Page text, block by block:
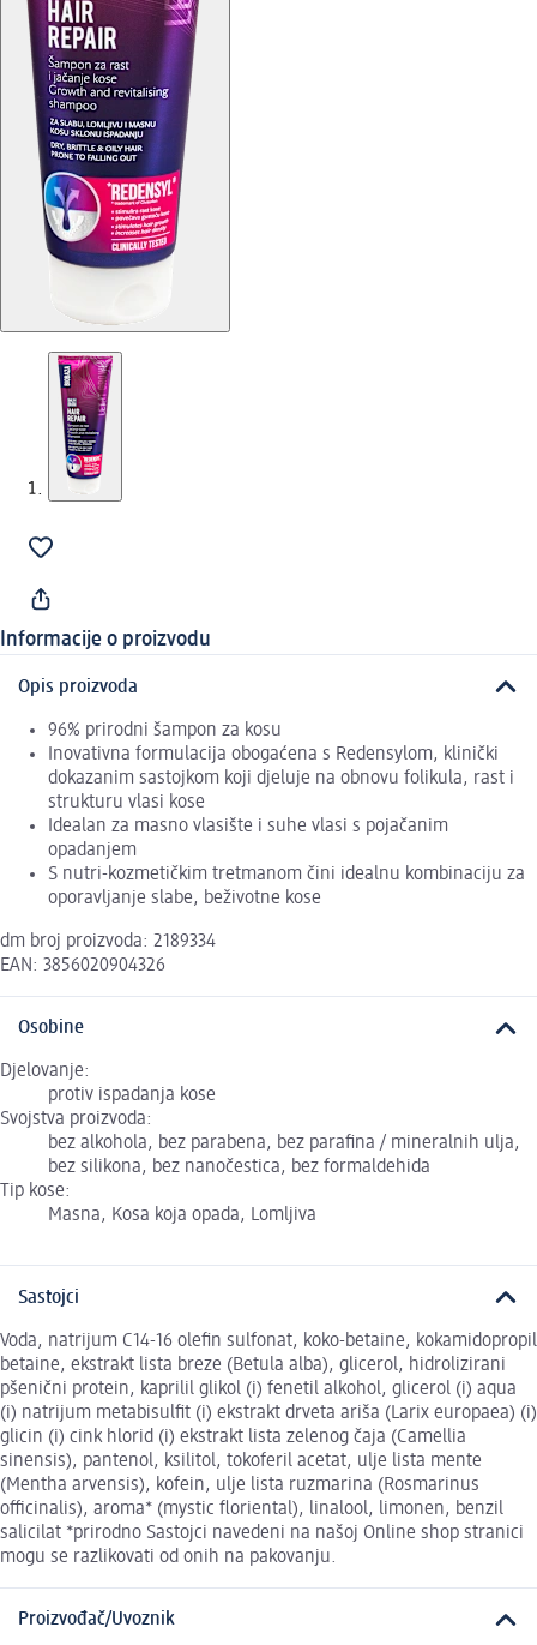
Informacije o proizvodu
Opis proizvoda
96% prirodni šampon za kosu
Inovativna formulacija obogaćena s Redensylom, klinički
dokazanim sastojkom koji djeluje na obnovu folikula, rast i
strukturu vlasi kose
Idealan za masno vlasište i suhe vlasi s pojačanim
opadanjem
S nutri-kozmetičkim tretmanom čini idealnu kombinaciju za
oporavljanje slabe, beživotne kose
dm broj proizvoda: 2189334
EAN: 3856020904326
Osobine
Djelovanje:
protiv ispadanja kose
Svojstva proizvoda:
bez alkohola, bez parabena, bez parafina / mineralnih ulja,
bez silikona, bez nanočestica, bez formaldehida
Tip kose:
Masna, Kosa koja opada, Lomljiva
Sastojci
Voda, natrijum C14-16 olefin sulfonat, koko-betaine, kokamidopropil
betaine, ekstrakt lista breze (Betula alba), glicerol, hidrolizirani
pšenični protein, kaprilil glikol (i) fenetil alkohol, glicerol (i) aqua
(i) natrijum metabisulfit (i) ekstrakt drveta ariša (Larix europaea) (i)
glicin (i) cink hlorid (i) ekstrakt lista zelenog čaja (Camellia
sinensis), pantenol, ksilitol, tokoferil acetat, ulje lista mente
(Mentha arvensis), kofein, ulje lista ruzmarina (Rosmarinus
officinalis), aroma* (mystic floriental), linalool, limonen, benzil
salicilat *prirodno Sastojci navedeni na našoj Online shop stranici
mogu se razlikovati od onih na pakovanju.
Proizvođač/Uvoznik